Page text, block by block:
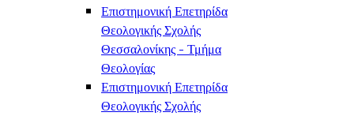
Επιστημονική Επετηρίδα
Θεολογικής Σχολής
Θεσσαλονίκης - Τμήμα
Θεολογίας
Επιστημονική Επετηρίδα
Θεολογικής Σχολής